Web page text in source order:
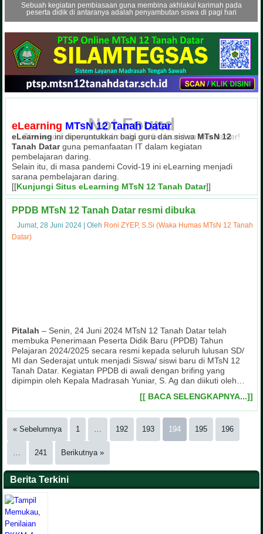
Upacara Bendera Hari
Ekstrakurikuler Tahfizh Al-Qur'an
Tahfizh Al-Qur'an merupakan salah satu kegiatan ekstrakurikuler unggulan
Sebuah kegiatan pembiasaan guna membina akhlakul karimah pada
peserta didik di antaranya adalah penyambutan siswa di pagi hari
Penilaian Lomba Sekolah
Masa Ta'aruf Siswa Madrasah
Masa Ta'aruf Siswa Madrasah (Matsama) di MTsN 12 Tanah Datar
Kegiatan Pramuka MTsN 12
Kegiatan OSIM Cup MTsN 12
Juara I Sepak Bola OSIM Cup
Gotong Royong di
eLearning MTsN 12 Tanah Datar
eLearningini diperuntukkan bagi guru dan siswaMTsN 12
Tanah Datarguna pemanfaatan IT dalam kegiatan
pembelajaran daring.
Selain itu, di masa pandemi Covid-19 ini eLearning menjadi
sarana pembelajaran daring.
[[Kunjungi Situs eLearning MTsN 12 Tanah Datar]]
PPDB MTsN 12 Tanah Datar resmi dibuka
Jumat, 28 Juni 2024 |Oleh Roni ZYEP, S.Si (Waka Humas MTsN 12 Tanah
Datar)
Pitalah – Senin, 24 Juni 2024 MTsN 12 Tanah Datar telah
membuka Penerimaan Peserta Didik Baru (PPDB) Tahun
Pelajaran 2024/2025 secara resmi kepada seluruh lulusan SD/
MI dan Sederajat untuk menjadi Siswa/ siswi baru di MTsN 12
Tanah Datar. Kegiatan PPDB di awali dengan brifing yang
dipimpin oleh Kepala Madrasah Yuniar, S. Ag dan diikuti oleh…
[[ BACA SELENGKAPNYA...]]
« Sebelumnya 1 … 192 193 194 195 196
… 241 Berikutnya »
Berita Terkini
404
Not Found
The resource requested could not be found on this server!